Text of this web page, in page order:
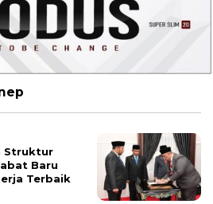
Struktur
Baru
Terbaik